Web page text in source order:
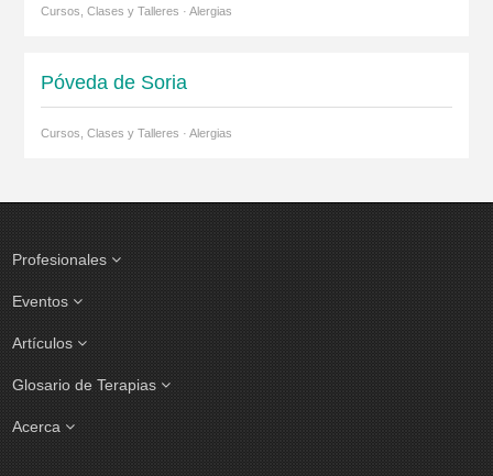
Cursos, Clases y Talleres · Alergias
Póveda de Soria
Cursos, Clases y Talleres · Alergias
Profesionales
Eventos
Artículos
Glosario de Terapias
Acerca